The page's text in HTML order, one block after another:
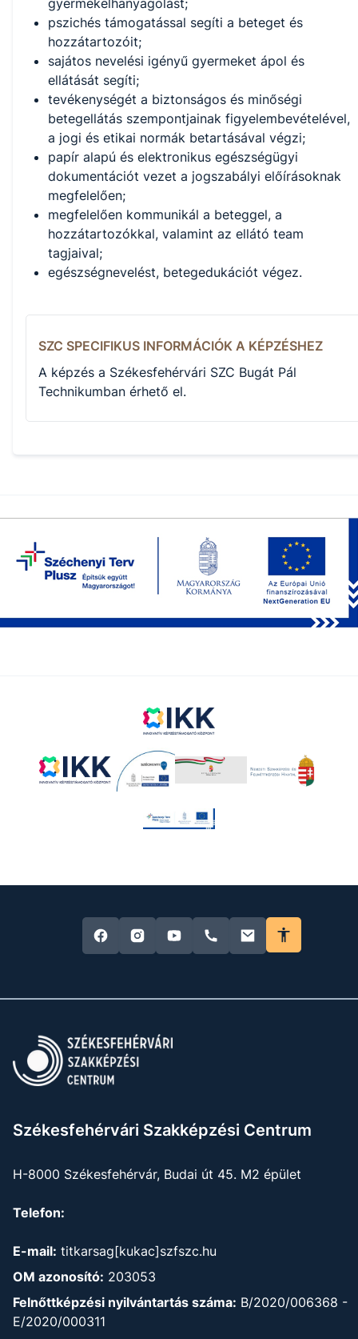
gyermekelhanyagolást;
pszichés támogatással segíti a beteget és
hozzátartozóit;
sajátos nevelési igényű gyermeket ápol és
ellátását segíti;
tevékenységét a biztonságos és minőségi
betegellátás szempontjainak figyelembevételével,
a jogi és etikai normák betartásával végzi;
papír alapú és elektronikus egészségügyi
dokumentációt vezet a jogszabályi előírásoknak
megfelelően;
megfelelően kommunikál a beteggel, a
hozzátartozókkal, valamint az ellátó team
tagjaival;
egészségnevelést, betegedukációt végez.
SZC SPECIFIKUS INFORMÁCIÓK A KÉPZÉSHEZ
A képzés a Székesfehérvári SZC Bugát Pál
Technikumban érhető el.
Székesfehérvári Szakképzési Centrum
H-8000 Székesfehérvár, Budai út 45. M2 épület
Telefon:
E-mail: titkarsag[kukac]szfszc.hu
OM azonosító: 203053
Felnőttképzési nyilvántartás száma: B/2020/006368 -
E/2020/000311